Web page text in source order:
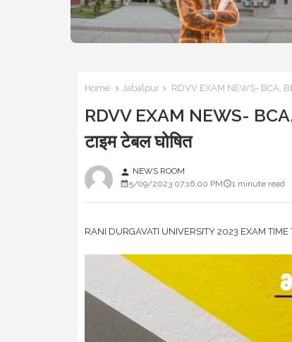
Home Jabalpur RDVV EXAM NEWS- BCA,
RDVV EXAM NEWS-
टाइम टेबल घोषित
person NEWS ROOM
5/09/2023 07:16:00 PM
1 minute read
RANI DURGAVATI UNIVERSITY 2023 EXAM TIME